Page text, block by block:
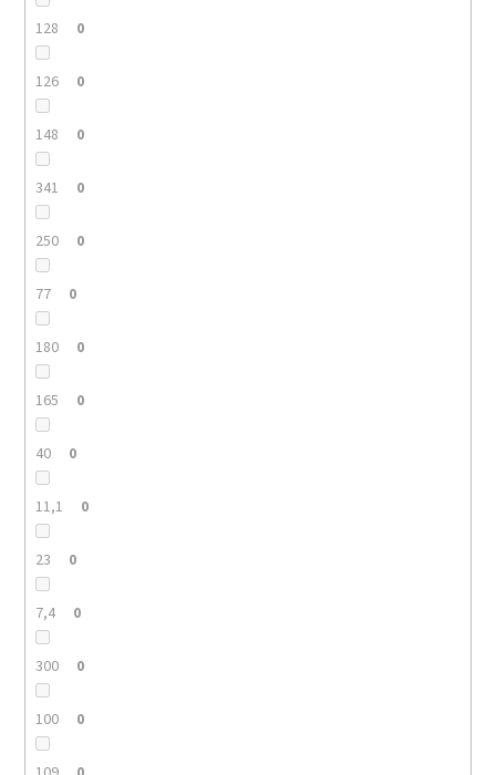
128 0
126 0
148 0
341 0
250 0
77 0
180 0
165 0
40 0
11,1 0
23 0
7,4 0
300 0
100 0